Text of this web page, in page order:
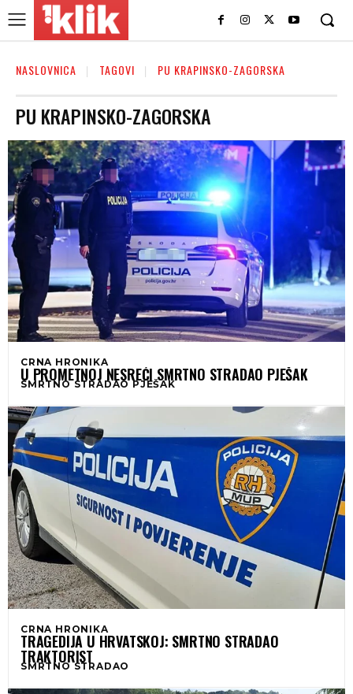
NASLOVNICA TAGOVI PU KRAPINSKO-ZAGORSKA
PU KRAPINSKO-ZAGORSKA
CRNA HRONIKA
U PROMETNOJ NESREĆI SMRTNO STRADAO PJEŠAK
SMRTNO STRADAO PJEŠAK
CRNA HRONIKA
TRAGEDIJA U HRVATSKOJ: SMRTNO STRADAO
TRAKTORIST
SMRTNO STRADAO